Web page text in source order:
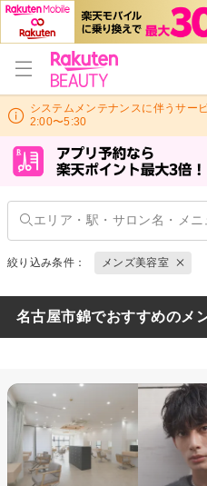
システムメンテナンスに伴うサー
2:00〜5:30
絞り込み条件： メンズ美容室
名古屋市錦でおすすめのメ